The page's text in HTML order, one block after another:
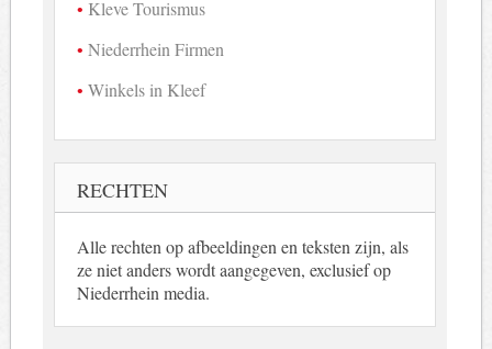
Kleve Tourismus
Niederrhein Firmen
Winkels in Kleef
RECHTEN
Alle rechten op afbeeldingen en teksten zijn, als
ze niet anders wordt aangegeven, exclusief op
Niederrhein media.